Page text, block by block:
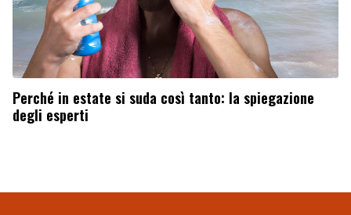
Perché in estate si suda così tanto: la spiegazione
degli esperti